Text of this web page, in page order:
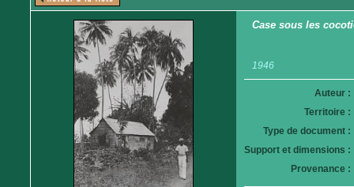
Case sous les
1946
Auteur :
Territoire :
Type de document :
Support et dimensions :
Provenance :